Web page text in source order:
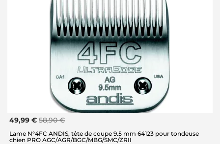
49,99 € 58,90 €
Lame N°4FC ANDIS, tête de coupe 9.5 mm 64123 pour tondeuse
chien PRO AGC/AGR/BGC/MBG/SMC/ZRII